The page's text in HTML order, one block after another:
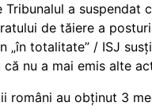
a suspendat
de tăiere a
„în totalitate” / ISJ
nu a mai emis alte
români au obținut 3